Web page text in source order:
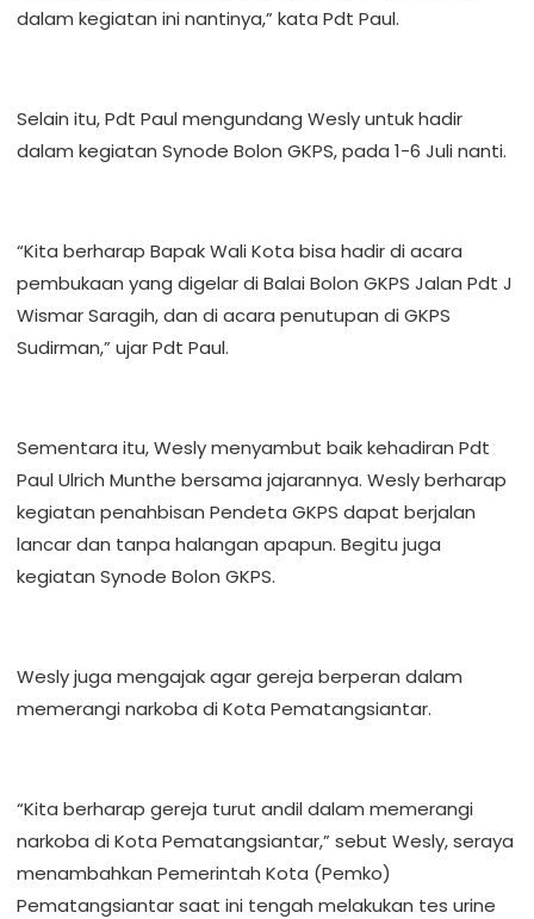
dalam kegiatan ini nantinya,” kata Pdt Paul.
Selain itu, Pdt Paul mengundang Wesly untuk hadir
dalam kegiatan Synode Bolon GKPS, pada 1-6 Juli nanti.
“Kita berharap Bapak Wali Kota bisa hadir di acara
pembukaan yang digelar di Balai Bolon GKPS Jalan Pdt J
Wismar Saragih, dan di acara penutupan di GKPS
Sudirman,” ujar Pdt Paul.
Sementara itu, Wesly menyambut baik kehadiran Pdt
Paul Ulrich Munthe bersama jajarannya. Wesly berharap
kegiatan penahbisan Pendeta GKPS dapat berjalan
lancar dan tanpa halangan apapun. Begitu juga
kegiatan Synode Bolon GKPS.
Wesly juga mengajak agar gereja berperan dalam
memerangi narkoba di Kota Pematangsiantar.
“Kita berharap gereja turut andil dalam memerangi
narkoba di Kota Pematangsiantar,” sebut Wesly, seraya
menambahkan Pemerintah Kota (Pemko)
Pematangsiantar saat ini tengah melakukan tes urine